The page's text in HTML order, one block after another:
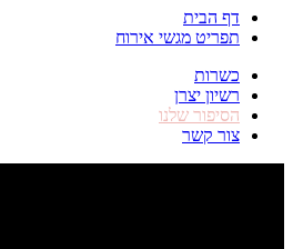
דף הבית
תפריט מגשי אירוח
כשרות
רשיון יצרן
הסיפור שלנו
צור קשר